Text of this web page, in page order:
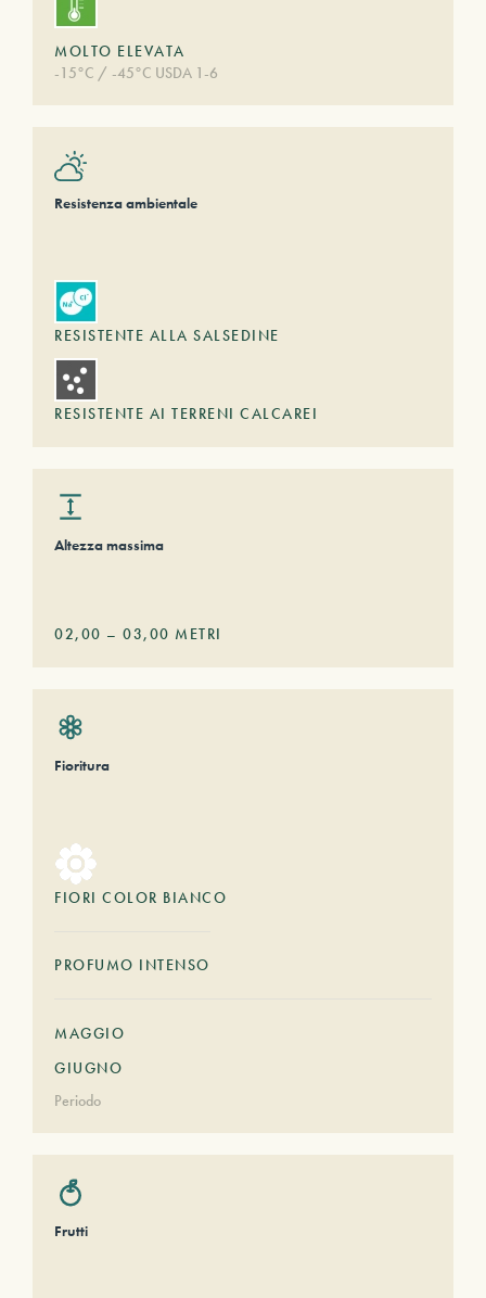
MOLTO ELEVATA
-15°C / -45°C USDA 1-6
Resistenza ambientale
RESISTENTE ALLA SALSEDINE
RESISTENTE AI TERRENI CALCAREI
Altezza massima
02,00 – 03,00 METRI
Fioritura
FIORI COLOR BIANCO
PROFUMO INTENSO
MAGGIO
GIUGNO
Periodo
Frutti